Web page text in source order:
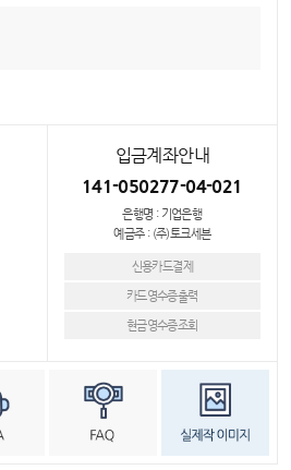
입금계좌안내
141-050277-04-021
은행명 : 기업은행
예금주 : (주)토크세븐
신용카드결제
카드영수증출력
현금영수증조회